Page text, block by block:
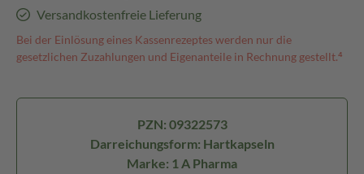
Versandkostenfreie Lieferung
Bei der Einlösung eines Kassenrezeptes werden nur die
gesetzlichen Zuzahlungen und Eigenanteile in Rechnung gestellt.⁴
PZN: 09322573
Darreichungsform: Hartkapseln
Marke: 1 A Pharma